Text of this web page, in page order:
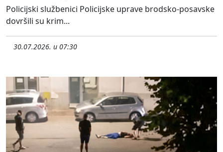
Policijski službenici Policijske uprave brodsko-posavske
dovršili su krim...
30.07.2026. u 07:30